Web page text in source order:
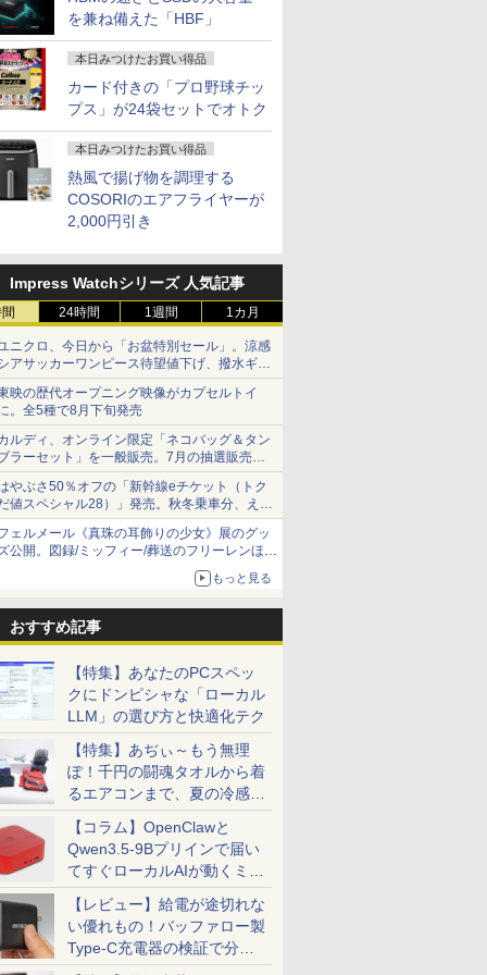
を兼ね備えた「HBF」
本日みつけたお買い得品
カード付きの「プロ野球チッ
プス」が24袋セットでオトク
本日みつけたお買い得品
熱風で揚げ物を調理する
COSORIのエアフライヤーが
2,000円引き
Impress Watchシリーズ 人気記事
24時間 1週間 1カ月
ニクロ、今日から「お盆特別セール」。涼感
アサッカーワンピース待望値下げ、撥水ギア
ョーツは1990円に
映の歴代オープニング映像がカプセルトイ
。全5種で8月下旬発売
ルディ、オンライン限定「ネコバッグ＆タン
ラーセット」を一般販売。7月の抽選販売の
選無効分
やぶさ50％オフの「新幹線eチケット（トク
値スペシャル28）」発売。秋冬乗車分、えき
っと限定
ェルメール《真珠の耳飾りの少女》展のグッ
公開。図録/ミッフィー/葬送のフリーレンほ
もっと見る
おすすめ記事
【特集】あなたのPCスペッ
クにドンピシャな「ローカル
LLM」の選び方と快適化テク
【特集】あぢぃ～もう無理
ぽ！千円の闘魂タオルから着
るエアコンまで、夏の冷感グ
ッズ一挙紹介
【コラム】OpenClawと
Qwen3.5-9Bプリインで届い
てすぐローカルAIが動くミニ
PC「SER9 Pro」
【レビュー】給電が途切れな
い優れもの！バッファロー製
Type-C充電器の検証で分か
ったこと